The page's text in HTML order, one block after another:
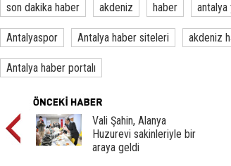
son dakika haber akdeniz haber
Antalyaspor Antalya haber siteleri akdeniz
Antalya haber portalı
Vali Şahin, Alanya
Huzurevi sakinleriyle bir
araya geldi